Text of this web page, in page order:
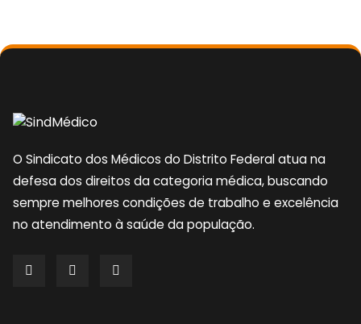
O Sindicato dos Médicos do Distrito Federal atua na
defesa dos direitos da categoria médica, buscando
sempre melhores condições de trabalho e excelência
no atendimento à saúde da população.